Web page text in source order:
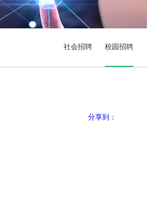
社会招聘 校园招聘
分享到：